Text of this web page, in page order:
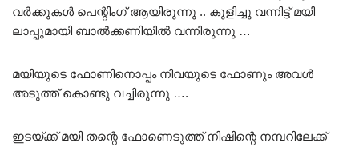
വർക്കുകൾ പെന്റിംഗ് ആയിരുന്നു .. കുളിച്ചു വന്നിട്ട് മയി
ലാപ്പുമായി ബാൽക്കണിയിൽ വന്നിരുന്നു …
മയിയുടെ ഫോണിനൊപ്പം നിവയുടെ ഫോണും അവൾ
അടുത്ത് കൊണ്ടു വച്ചിരുന്നു ….
ഇടയ്ക്ക് മയി തന്റെ ഫോണെടുത്ത് നിഷിന്റെ നമ്പറിലേക്ക്